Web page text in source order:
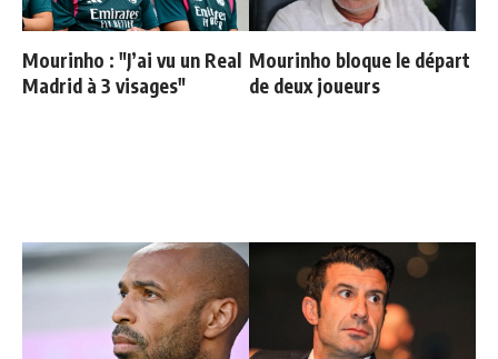
Mourinho : "J’ai vu un Real
Madrid à 3 visages"
Mourinho bloque le départ
de deux joueurs